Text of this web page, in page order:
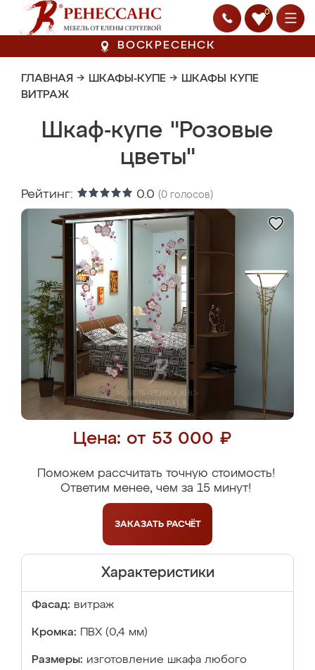
0
ВОСКРЕСЕНСК
ГЛАВНАЯ → ШКАФЫ-КУПЕ → ШКАФЫ КУПЕ
ВИТРАЖ
Шкаф-купе "Розовые
цветы"
Рейтинг: 0.0 (0 голосов)
Цена: от 53 000 ₽
Поможем рассчитать точную стоимость!
Ответим менее, чем за 15 минут!
ЗАКАЗАТЬ РАСЧЁТ
Характеристики
Фасад: витраж
Кромка: ПВХ (0,4 мм)
Размеры: изготовление шкафа любого